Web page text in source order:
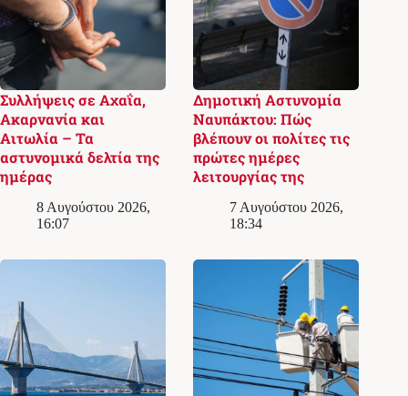
Συλλήψεις σε Αχαΐα,
Ακαρνανία και
Αιτωλία – Τα
αστυνομικά δελτία της
ημέρας
8 Αυγούστου 2026,
16:07
Δημοτική Αστυνομία
Ναυπάκτου: Πώς
βλέπουν οι πολίτες τις
πρώτες ημέρες
λειτουργίας της
7 Αυγούστου 2026,
18:34